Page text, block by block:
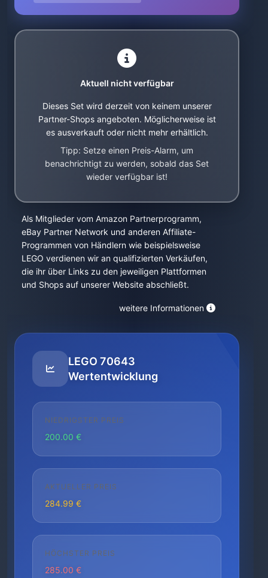
Aktuell nicht verfügbar
Dieses Set wird derzeit von keinem unserer
Partner-Shops angeboten. Möglicherweise ist
es ausverkauft oder nicht mehr erhältlich.
Tipp: Setze einen Preis-Alarm, um
benachrichtigt zu werden, sobald das Set
wieder verfügbar ist!
Als Mitglieder vom Amazon Partnerprogramm,
eBay Partner Network und anderen Affiliate-
Programmen von Händlern wie beispielsweise
LEGO verdienen wir an qualifizierten Verkäufen,
die ihr über Links zu den jeweiligen Plattformen
und Shops auf unserer Website abschließt.
weitere Informationen
LEGO 70643
Wertentwicklung
NIEDRIGSTER PREIS
200.00 €
AKTUELLER PREIS
284.99 €
HÖCHSTER PREIS
285.00 €